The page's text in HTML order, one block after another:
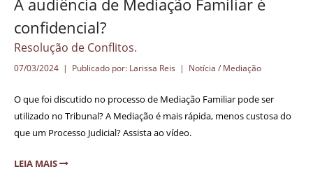
confidencial?
Resolução de Conflitos.
07/03/2024 | Publicado por: Larissa Reis | Notícia / Mediação
O que foi discutido no processo de Mediação Familiar pode ser
utilizado no Tribunal? A Mediação é mais rápida, menos custosa do
que um Processo Judicial? Assista ao vídeo.
LEIA MAIS